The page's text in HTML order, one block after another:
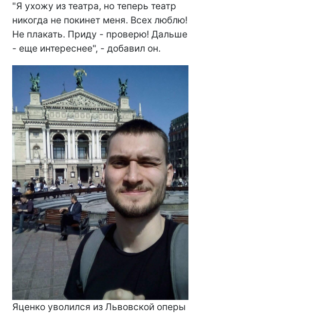
"Я ухожу из театра, но теперь театр
никогда не покинет меня. Всех люблю!
Не плакать. Приду - проверю! Дальше
- еще интереснее", - добавил он.
Яценко уволился из Львовской оперы